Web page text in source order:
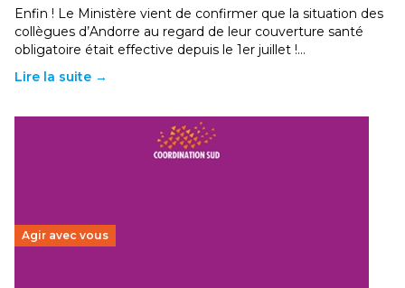
Enfin ! Le Ministère vient de confirmer que la situation des
collègues d’Andorre au regard de leur couverture santé
obligatoire était effective depuis le 1er juillet !…
Lire la suite →
Agir avec vous